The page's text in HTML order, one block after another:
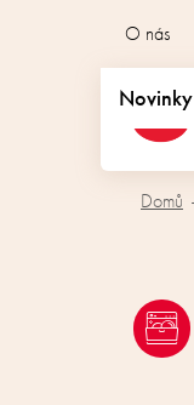
O nás
Novinky
Domů